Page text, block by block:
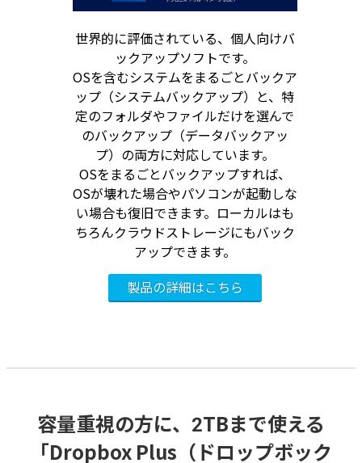
世界的に評価されている、個人向けバ
ックアップソフトです。
OSを含むシステムをまるごとバックア
ップ（システムバックアップ）と、特
定のフォルダやファイルだけを選んで
のバックアップ（データバックアッ
プ）の両方に対応しています。
OSをまるごとバックアップすれば、
OSが壊れた場合やパソコンが起動しな
い場合も復旧できます。ローカルはも
ちろんクラウドストレージにもバック
アップできます。
容量重視の方に、2TBまで使える
「Dropbox Plus（ドロップボック